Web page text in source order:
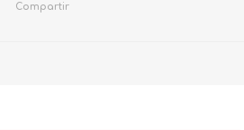
Compartir